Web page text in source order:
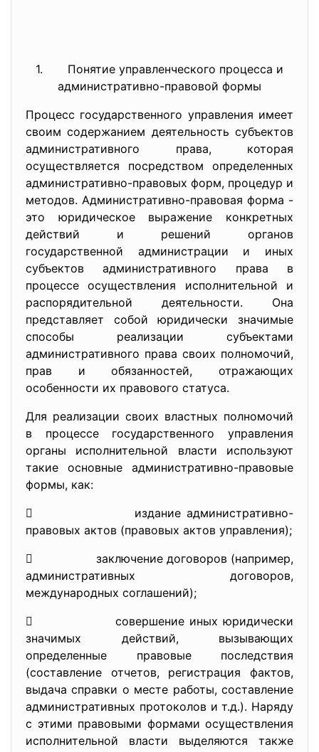
1. Понятие управленческого процесса и
административно-правовой формы
Процесс государственного управления имеет
своим содержанием деятельность субъектов
административного права, которая
осуществляется посредством определенных
административно-правовых форм, процедур и
методов. Административно-правовая форма -
это юридическое выражение конкретных
действий и решений органов
государственной администрации и иных
субъектов административного права в
процессе осуществления исполнительной и
распорядительной деятельности. Она
представляет собой юридически значимые
способы реализации субъектами
административного права своих полномочий,
прав и обязанностей, отражающих
особенности их правового статуса.
Для реализации своих властных полномочий
в процессе государственного управления
органы исполнительной власти используют
такие основные административно-правовые
формы, как:
 издание административно-
правовых актов (правовых актов управления);
 заключение договоров (например,
административных договоров,
международных соглашений);
 совершение иных юридически
значимых действий, вызывающих
определенные правовые последствия
(составление отчетов, регистрация фактов,
выдача справки о месте работы, составление
административных протоколов и т.д.). Наряду
с этими правовыми формами осуществления
исполнительной власти выделяются также